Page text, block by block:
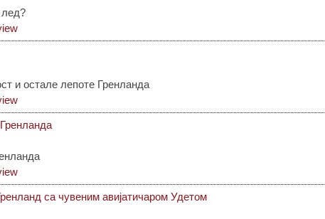
лед?
и остале лепоте Гренланда
са чувеним авијатичаром Удетом